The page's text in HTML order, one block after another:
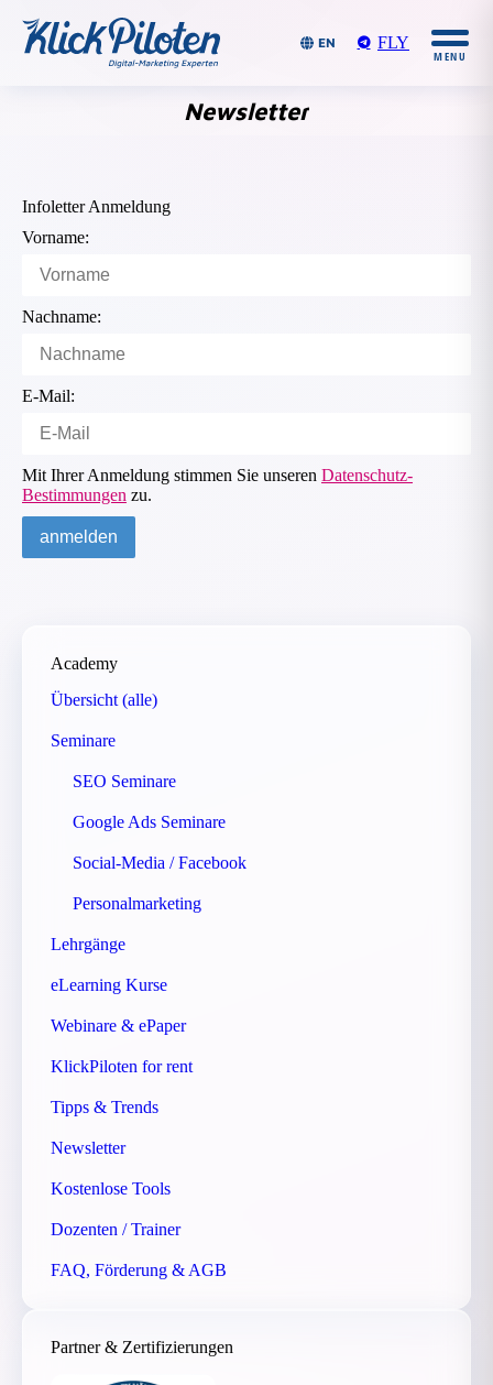
EN FLY
Newsletter
Infoletter Anmeldung
Vorname:
Nachname:
E-Mail:
Mit Ihrer Anmeldung stimmen Sie unseren Datenschutz-
Bestimmungen zu.
Academy
Übersicht (alle)
Seminare
SEO Seminare
Google Ads Seminare
Social-Media / Facebook
Personalmarketing
Lehrgänge
eLearning Kurse
Webinare & ePaper
KlickPiloten for rent
Tipps & Trends
Newsletter
Kostenlose Tools
Dozenten / Trainer
FAQ, Förderung & AGB
Partner & Zertifizierungen